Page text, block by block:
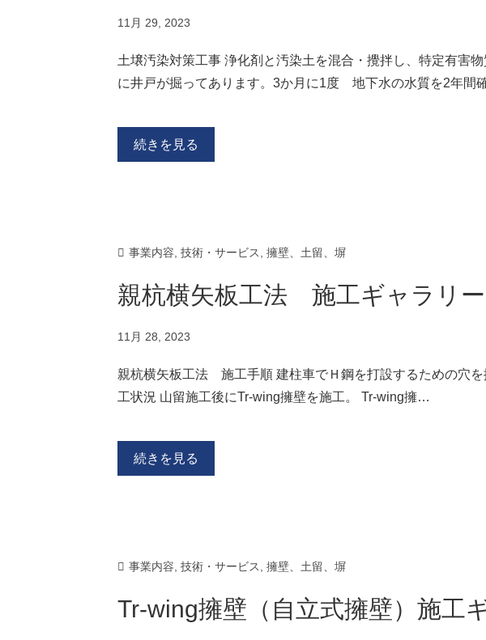
11月 29, 2023
土壌汚染対策工事 浄化剤と汚染土を混合・攪拌し、特定有害
に井戸が掘ってあります。3か月に1度 地下水の水質を2年間
続きを見る
事業内容 技術・サービス 擁壁、土留、塀
親杭横矢板工法 施工ギャラリー
11月 28, 2023
親杭横矢板工法 施工手順 建柱車でＨ鋼を打設するための穴
工状況 山留施工後にTr-wing擁壁を施工。 Tr-wing擁…
続きを見る
事業内容 技術・サービス 擁壁、土留、塀
Tr-wing擁壁（自立式擁壁）施工